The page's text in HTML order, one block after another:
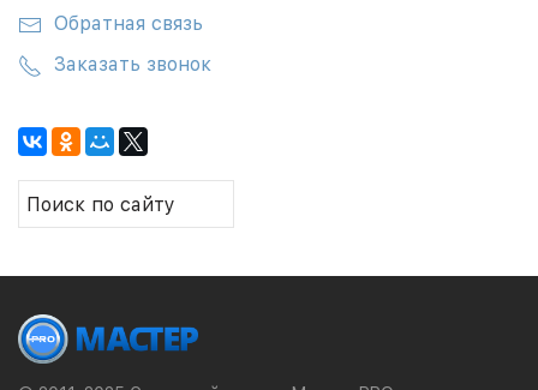
Обратная связь
Заказать звонок